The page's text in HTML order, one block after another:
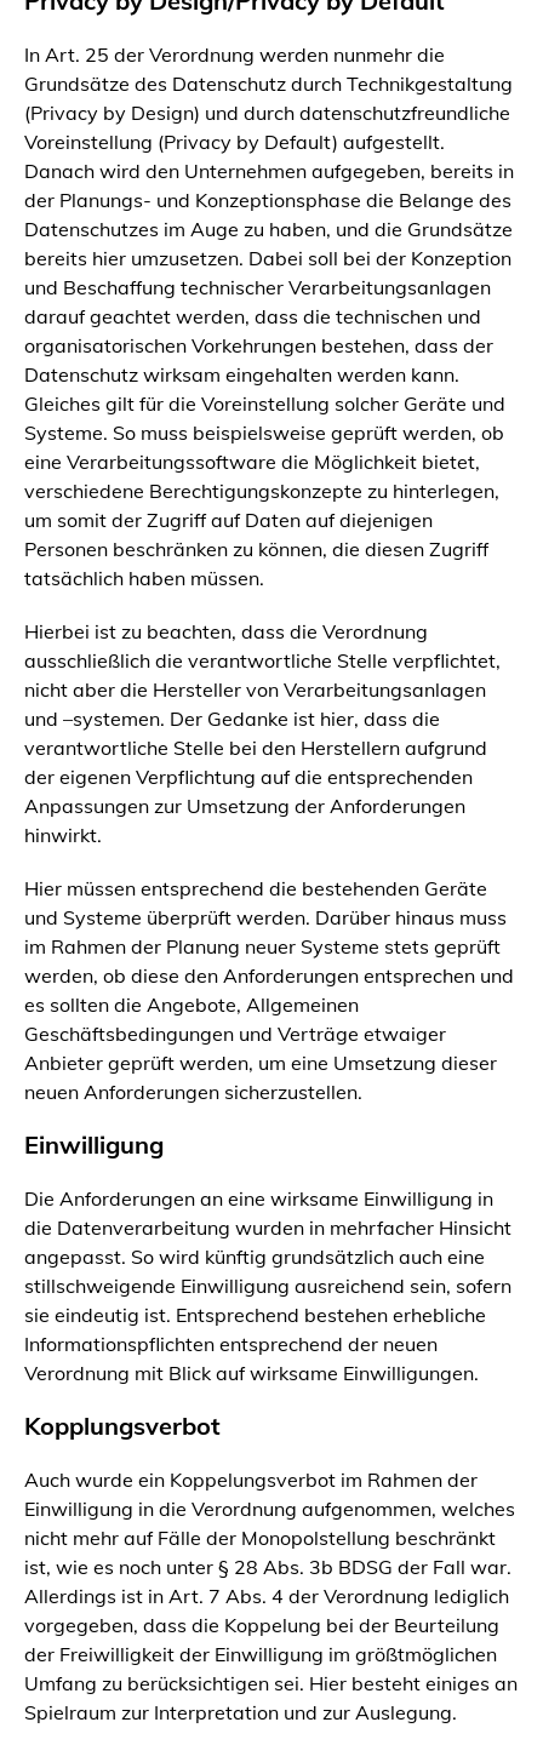
In Art. 25 der Verordnung werden nunmehr die
Grundsätze des Datenschutz durch Technikgestaltung
(Privacy by Design) und durch datenschutzfreundliche
Voreinstellung (Privacy by Default) aufgestellt.
Danach wird den Unternehmen aufgegeben, bereits in
der Planungs- und Konzeptionsphase die Belange des
Datenschutzes im Auge zu haben, und die Grundsätze
bereits hier umzusetzen. Dabei soll bei der Konzeption
und Beschaffung technischer Verarbeitungsanlagen
darauf geachtet werden, dass die technischen und
organisatorischen Vorkehrungen bestehen, dass der
Datenschutz wirksam eingehalten werden kann.
Gleiches gilt für die Voreinstellung solcher Geräte und
Systeme. So muss beispielsweise geprüft werden, ob
eine Verarbeitungssoftware die Möglichkeit bietet,
verschiedene Berechtigungskonzepte zu hinterlegen,
um somit der Zugriff auf Daten auf diejenigen
Personen beschränken zu können, die diesen Zugriff
tatsächlich haben müssen.
Hierbei ist zu beachten, dass die Verordnung
ausschließlich die verantwortliche Stelle verpflichtet,
nicht aber die Hersteller von Verarbeitungsanlagen
und –systemen. Der Gedanke ist hier, dass die
verantwortliche Stelle bei den Herstellern aufgrund
der eigenen Verpflichtung auf die entsprechenden
Anpassungen zur Umsetzung der Anforderungen
hinwirkt.
Hier müssen entsprechend die bestehenden Geräte
und Systeme überprüft werden. Darüber hinaus muss
im Rahmen der Planung neuer Systeme stets geprüft
werden, ob diese den Anforderungen entsprechen und
es sollten die Angebote, Allgemeinen
Geschäftsbedingungen und Verträge etwaiger
Anbieter geprüft werden, um eine Umsetzung dieser
neuen Anforderungen sicherzustellen.
Einwilligung
Die Anforderungen an eine wirksame Einwilligung in
die Datenverarbeitung wurden in mehrfacher Hinsicht
angepasst. So wird künftig grundsätzlich auch eine
stillschweigende Einwilligung ausreichend sein, sofern
sie eindeutig ist. Entsprechend bestehen erhebliche
Informationspflichten entsprechend der neuen
Verordnung mit Blick auf wirksame Einwilligungen.
Kopplungsverbot
Auch wurde ein Koppelungsverbot im Rahmen der
Einwilligung in die Verordnung aufgenommen, welches
nicht mehr auf Fälle der Monopolstellung beschränkt
ist, wie es noch unter § 28 Abs. 3b BDSG der Fall war.
Allerdings ist in Art. 7 Abs. 4 der Verordnung lediglich
vorgegeben, dass die Koppelung bei der Beurteilung
der Freiwilligkeit der Einwilligung im größtmöglichen
Umfang zu berücksichtigen sei. Hier besteht einiges an
Spielraum zur Interpretation und zur Auslegung.